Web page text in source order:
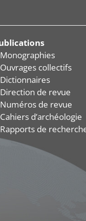
Monographies
Ouvrages collectifs
Dictionnaires
Direction de revue
Numéros de revue
Cahiers d’archéologie
Rapports de